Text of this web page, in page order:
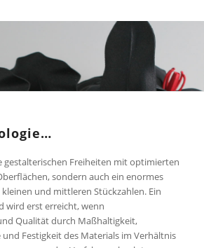
Freiheiten mit optimierten
sondern auch ein enormes
und mittleren Stückzahlen. Ein
wird erst erreicht, wenn
Qualität durch Maßhaltigkeit,
Festigkeit des Materials im Verhältnis